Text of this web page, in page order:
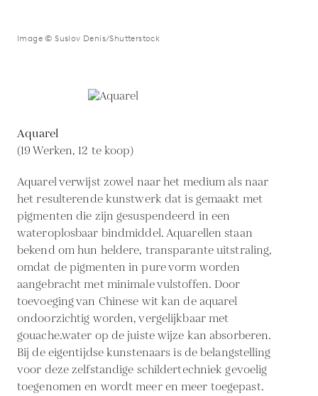
Image © Suslov Denis/Shutterstock
Aquarel
(19 Werken, 12 te koop)
Aquarel verwijst zowel naar het medium als naar
het resulterende kunstwerk dat is gemaakt met
pigmenten die zijn gesuspendeerd in een
wateroplosbaar bindmiddel. Aquarellen staan
bekend om hun heldere, transparante uitstraling,
omdat de pigmenten in pure vorm worden
aangebracht met minimale vulstoffen. Door
toevoeging van Chinese wit kan de aquarel
ondoorzichtig worden, vergelijkbaar met
gouache.water op de juiste wijze kan absorberen.
Bij de eigentijdse kunstenaars is de belangstelling
voor deze zelfstandige schildertechniek gevoelig
toegenomen en wordt meer en meer toegepast.